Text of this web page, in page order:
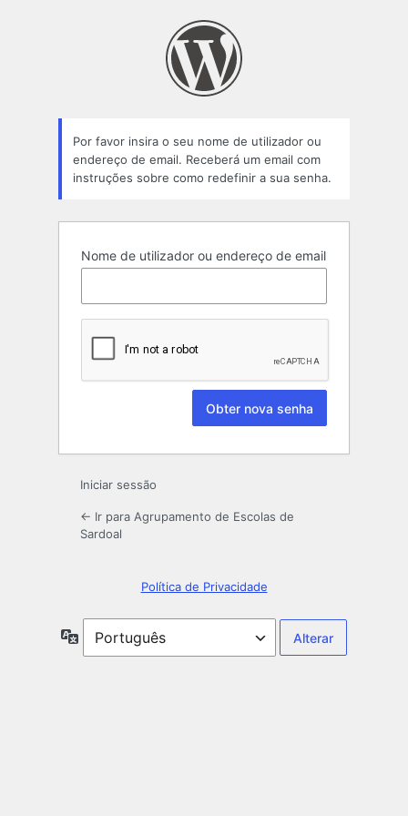
Por favor insira o seu nome de utilizador ou
endereço de email. Receberá um email com
instruções sobre como redefinir a sua senha.
Nome de utilizador ou endereço de email
Iniciar sessão
← Ir para Agrupamento de Escolas de
Sardoal
Política de Privacidade
Idioma